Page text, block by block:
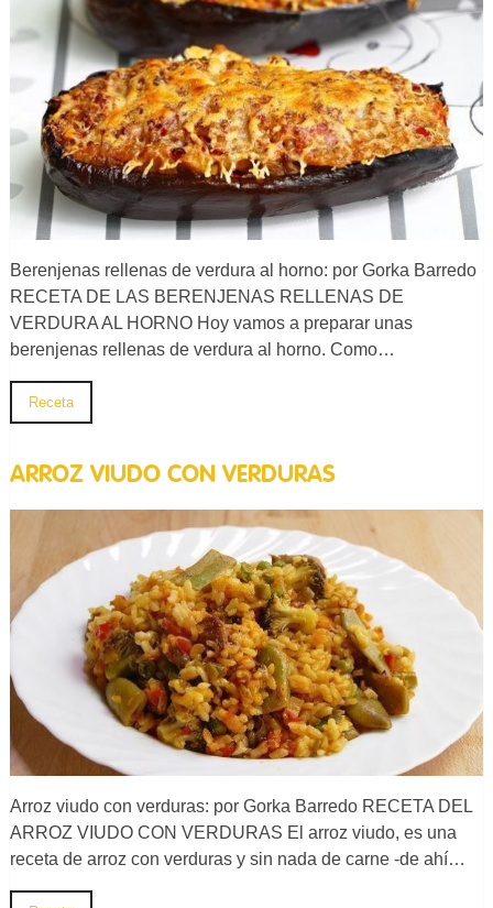
Berenjenas rellenas de verdura al horno: por Gorka Barredo
RECETA DE LAS BERENJENAS RELLENAS DE
VERDURA AL HORNO Hoy vamos a preparar unas
berenjenas rellenas de verdura al horno. Como…
Receta
ARROZ VIUDO CON VERDURAS
Arroz viudo con verduras: por Gorka Barredo RECETA DEL
ARROZ VIUDO CON VERDURAS El arroz viudo, es una
receta de arroz con verduras y sin nada de carne -de ahí…